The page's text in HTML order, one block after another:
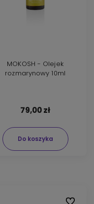
MOKOSH - Olejek
rozmarynowy 10ml
79,00 zł
Do koszyka
Do